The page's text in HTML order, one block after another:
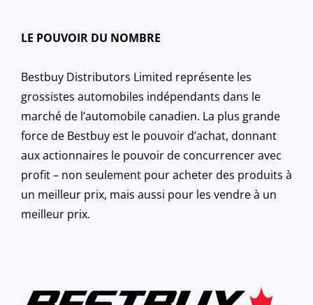
LE POUVOIR DU NOMBRE
Bestbuy Distributors Limited représente les
grossistes automobiles indépendants dans le
marché de l’automobile canadien. La plus grande
force de Bestbuy est le pouvoir d’achat, donnant
aux actionnaires le pouvoir de concurrencer avec
profit – non seulement pour acheter des produits à
un meilleur prix, mais aussi pour les vendre à un
meilleur prix.